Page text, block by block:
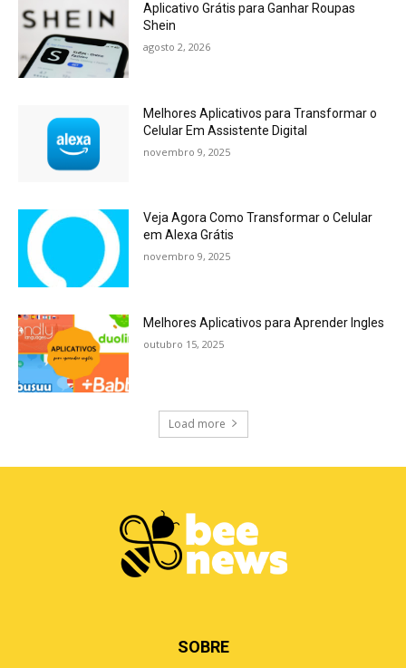
Aplicativo Grátis para Ganhar Roupas
Shein
agosto 2, 2026
Melhores Aplicativos para Transformar o
Celular Em Assistente Digital
novembro 9, 2025
Veja Agora Como Transformar o Celular
em Alexa Grátis
novembro 9, 2025
Melhores Aplicativos para Aprender Ingles
outubro 15, 2025
Load more
SOBRE